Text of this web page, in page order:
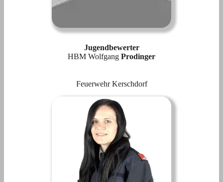
Jugendbewerter
HBM Wolfgang Prodinger
Feuerwehr Kerschdorf